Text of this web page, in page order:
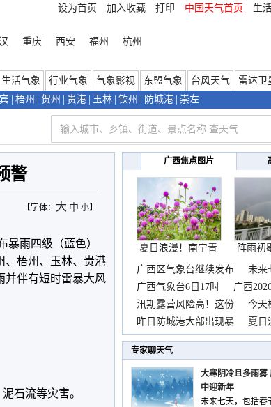
设为首页 加入收藏 打印 中国天气首页 生
重庆 西安 福州 杭州
生活气象 行业气象 气象影视 东盟气象 台风天气 雷达卫
梧州 贺州 贵港 玉林 钦州 防城港 崇左
警
【字体： 大 中 小】
暴雨四级（蓝色）
、梧州、玉林、贵港
并伴有短时雷暴大风
石流等灾害。
广西焦点图片
夏日浪漫！南宁青
秀山
阵雨初
广西区气象台继续发布
未来
晴热
广西气象台6日17时
广西
汛期露营风险高！这份
今天
暴雨
昨日防城港大部出现暴
夏日
秀山
专家聊天气
大寒阴冷且多雨雾
中迎新年
未来七天，包括春